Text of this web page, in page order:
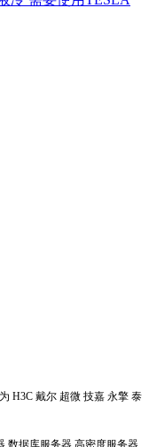
H3C 戴尔 超微 技嘉 永擎 泰
数据库服务器 高密度服务器